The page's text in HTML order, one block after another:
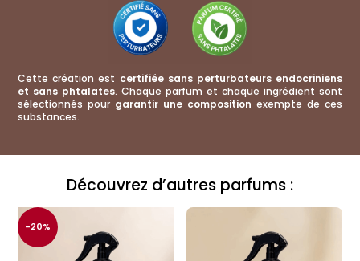
Cette création est certifiée sans perturbateurs endocriniens
et sans phtalates. Chaque parfum et chaque ingrédient sont
sélectionnés pour garantir une composition exempte de ces
substances.
Parfum d'ambiance et textiles Paradis tropical
Sibille nicole
Rating: 5/5
Suprr
Excellent parfum, qui nous envoûté et nous fait voyager. Je recommande
Thu Mar 13 2025 08:34:00 GMT+0000 (Coordinated Universal Time)
Découvrez d’autres parfums :
-20%